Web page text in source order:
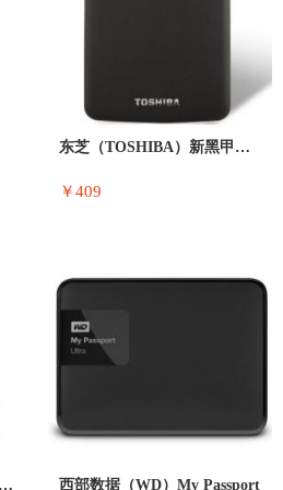
东芝（TOSHIBA）新黑甲虫系列 1T
￥409
西部数据（WD） Elements 新元 西部数据（WD）My Passport